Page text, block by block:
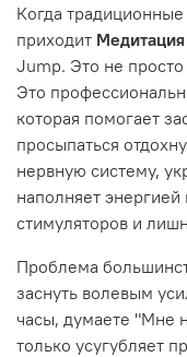
Когда
приходит
Jump. Это не
Это
которая помогает
просыпаться
нервную систему,
наполняет энергией
стимуляторов и
Проблема
заснуть волевым
часы, думаете "Мне
только усугубляет